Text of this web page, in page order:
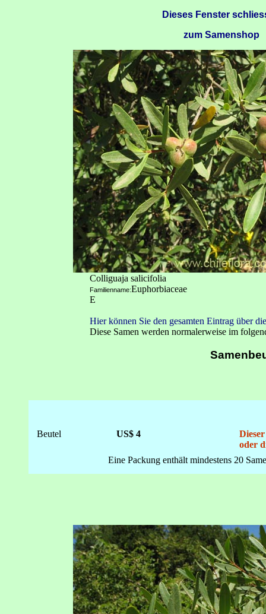
Dieses Fenster
zum Samenshop
Colliguaja salicifolia
Familienname:Euphorbiaceae
E
Hier können Sie den gesamten Eintrag über
Diese Samen werden normalerweise im
Beutel US$ 4
oder
Eine Packung enthält mindestens 20